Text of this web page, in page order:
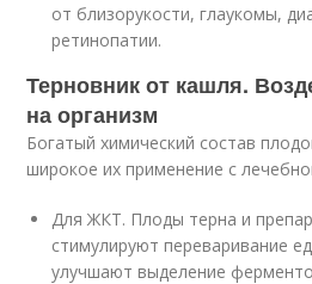
от близорукости, глаукомы,
ретинопатии.
Терновник от кашля.
на организм
Богатый химический состав
широкое их применение с
Для ЖКТ. Плоды терна и
стимулируют переваривание
улучшают выделение